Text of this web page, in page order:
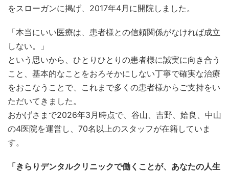
をスローガンに掲げ、2017年4月に開院しました。
「本当にいい医療は、患者様との信頼関係がなければ成立
しない。」
という思いから、ひとりひとりの患者様に誠実に向き合う
こと、基本的なことをおろそかにしない丁寧で確実な治療
をおこなうことで、これまで多くの患者様からご支持をい
ただいてきました。
おかげさまで2026年3月時点で、谷山、吉野、姶良、中山
の4医院を運営し、70名以上のスタッフが在籍していま
す。
「きらりデンタルクリニックで働くことが、あなたの人生